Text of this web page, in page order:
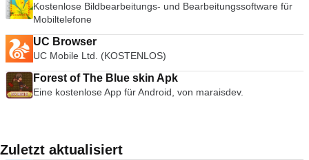
Kostenlose Bildbearbeitungs- und Bearbeitungssoftware für
Mobiltelefone
UC Browser
UC Mobile Ltd. (KOSTENLOS)
Forest of The Blue skin Apk
Eine kostenlose App für Android, von maraisdev.
Zuletzt aktualisiert